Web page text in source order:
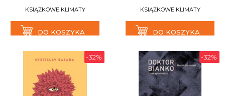
KSIĄŻKOWE KLIMATY
DO KOSZYKA
KSIĄŻKOWE KLIMATY
DO KOSZYKA
-32% -32%